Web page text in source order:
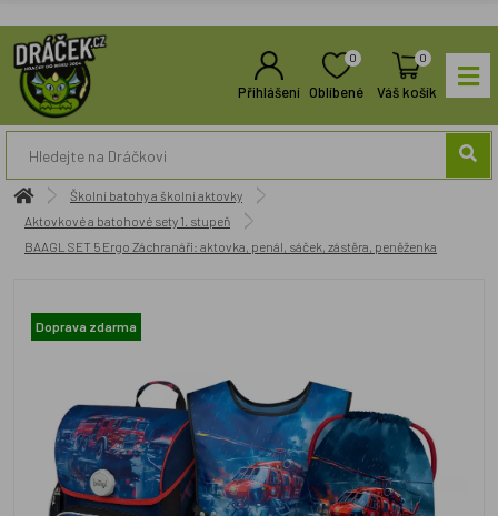
Přihlášení
0
Oblíbené
0
Váš košík
Školní batohy a školní aktovky
Aktovkové a batohové sety 1. stupeň
BAAGL SET 5 Ergo Záchranáři: aktovka, penál, sáček, zástěra, peněženka
Doprava zdarma